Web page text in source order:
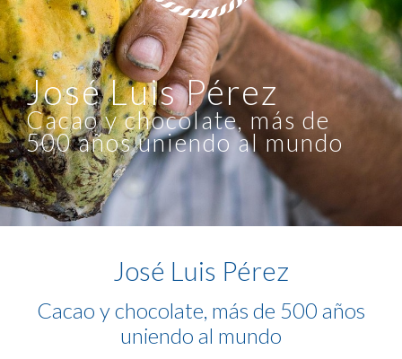
José Luis Pérez
Cacao y chocolate, más de
500 años uniendo al mundo
José Luis Pérez
Cacao y chocolate, más de 500 años
uniendo al mundo